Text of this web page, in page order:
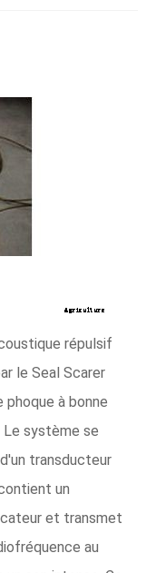
répulsif
le Seal Scarer
à bonne
système se
transducteur
un
et transmet
au